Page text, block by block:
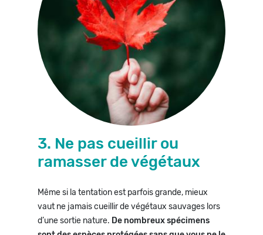
3. Ne pas cueillir ou
ramasser de végétaux
Même si la tentation est parfois grande, mieux
vaut ne jamais cueillir de végétaux sauvages lors
d’une sortie nature. De nombreux spécimens